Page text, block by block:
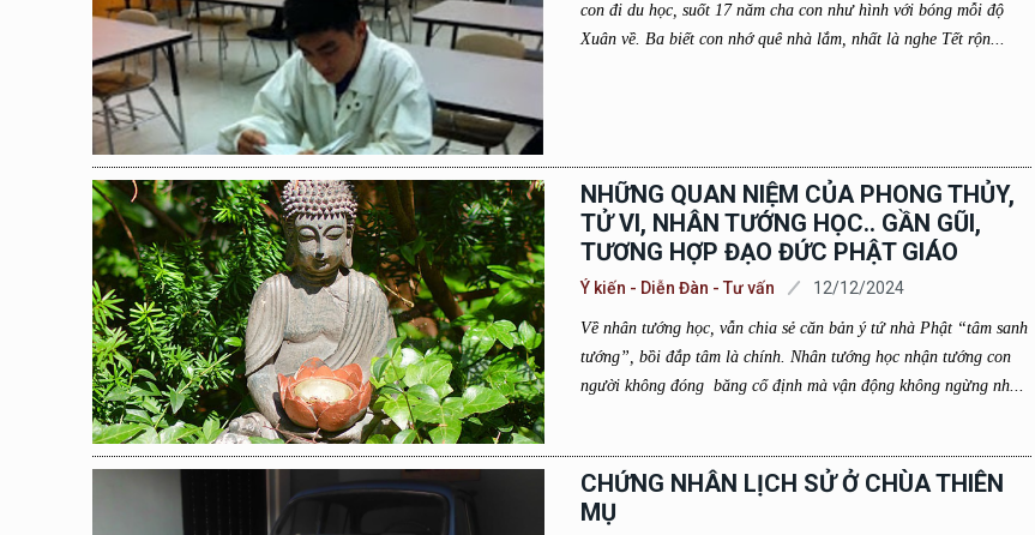
con đi du học, suốt 17 năm cha con như hình với bóng mỗi độ
Xuân về. Ba biết con nhớ quê nhà lắm, nhất là nghe Tết rộn...
NHỮNG QUAN NIỆM CỦA PHONG THỦY,
TỬ VI, NHÂN TƯỚNG HỌC.. GẦN GŨI,
TƯƠNG HỢP ĐẠO ĐỨC PHẬT GIÁO
Ý kiến - Diễn Đàn - Tư vấn 12/12/2024
Về nhân tướng học, vẫn chia sẻ căn bản ý tứ nhà Phật “tâm sanh
tướng”, bồi đắp tâm là chính. Nhân tướng học nhận tướng con
người không đóng băng cố định mà vận động không ngừng nh...
CHỨNG NHÂN LỊCH SỬ Ở CHÙA THIÊN
MỤ